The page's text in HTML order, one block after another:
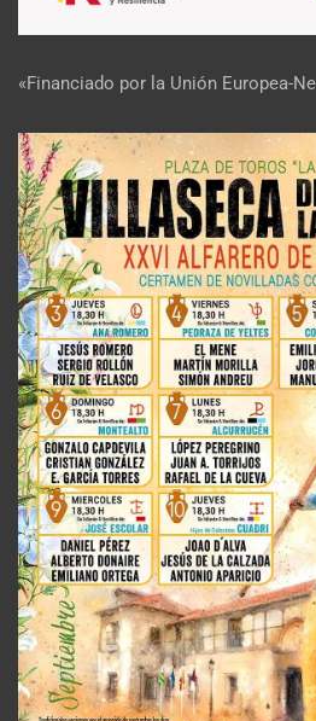
«Financiado por la Unión Europea-